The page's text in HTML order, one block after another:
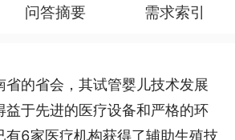
问答摘要 需求索引
的省会，其试管婴儿技术发展
益于先进的医疗设备和严格的环
有6家医疗机构获得了辅助生殖技